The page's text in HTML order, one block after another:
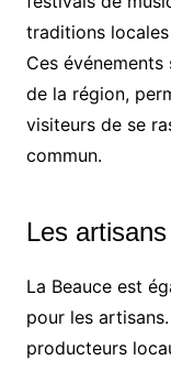
traditions
Ces
de la région,
visiteurs de se
commun.
Les
La Beauce est
pour les
producteurs